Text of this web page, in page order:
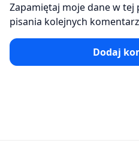
Zapamiętaj moje dane w tej
pisania kolejnych
Dodaj